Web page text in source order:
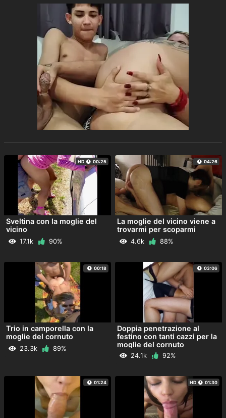
HD 00:25
Sveltina con la moglie del
vicino
17.1k 90%
04:26
La moglie del vicino viene a
trovarmi per scoparmi
4.6k 88%
00:18
Trio in camporella con la
moglie del cornuto
23.3k 89%
03:06
Doppia penetrazione al
festino con tanti cazzi per la
moglie del cornuto
24.1k 92%
01:24 HD 01:30